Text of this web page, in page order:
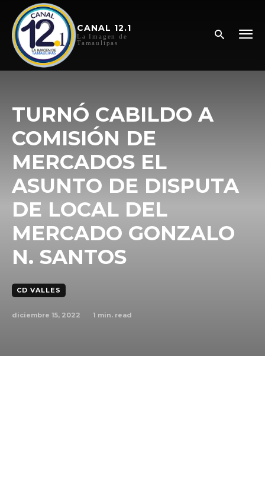
CANAL 12.1
La Imagen de
Tamaulipas
TURNÓ CABILDO A
COMISIÓN DE
MERCADOS EL
ASUNTO DE DISPUTA
DE LOCAL DEL
MERCADO GONZALO
N. SANTOS
CD VALLES
diciembre 15, 2022 1 min. read